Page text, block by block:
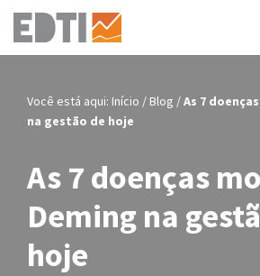
Pular
conteúdo
Você está aqui: Início / Blog /As 7
na gestão de hoje
As 7 doenças
Deming na
hoje